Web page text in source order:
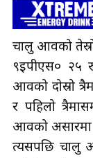
चालु आवको
९इपीएस० २५
आवको दोस्रो
र पहिलो
आवको असारमा
त्यसपछि चालु